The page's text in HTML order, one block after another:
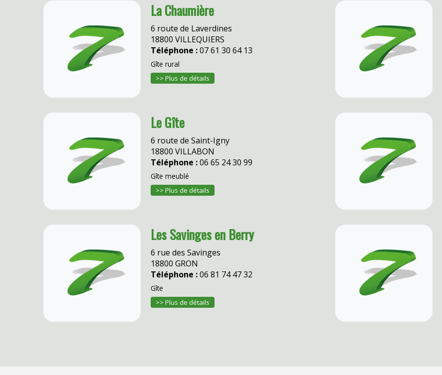
La Chaumière
6 route de Laverdines
18800 VILLEQUIERS
Téléphone :07 61 30 64 13
Gîte rural
>> Plus de détails
Le Gîte
6 route de Saint-Igny
18800 VILLABON
Téléphone :06 65 24 30 99
Gîte meublé
>> Plus de détails
Les Savinges en Berry
6 rue des Savinges
18800 GRON
Téléphone :06 81 74 47 32
Gîte
>> Plus de détails